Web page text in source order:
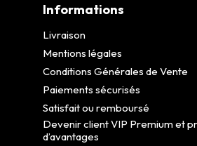
Informations
Livraison
Mentions légales
Conditions Générales de Vente
Paiements sécurisés
Satisfait ou remboursé
Devenir client VIP Premium et
d’avantages